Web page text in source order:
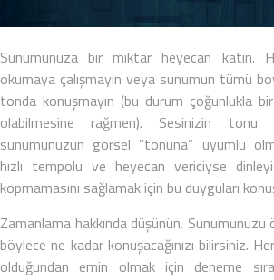
Sunumunuza bir miktar heyecan katın.
okumaya çalışmayın veya sunumun tümü
tonda konuşmayın (bu durum çoğunlukla
olabilmesine rağmen). Sesinizin
sunumunuzun görsel “tonuna” uyumlu
hızlı tempolu ve heyecan vericiyse
kopmamasını sağlamak için bu duyguları
Zamanlama hakkında düşünün. Sunumunuzu
böylece ne kadar konuşacağınızı bilirsiniz.
olduğundan emin olmak için deneme